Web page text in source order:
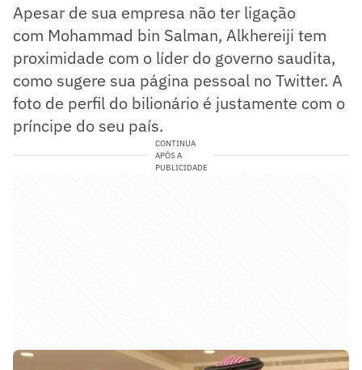
Apesar de sua empresa não ter ligação
com Mohammad bin Salman, Alkhereiji tem
proximidade com o líder do governo saudita,
como sugere sua página pessoal no Twitter. A
foto de perfil do bilionário é justamente com o
príncipe do seu país.
CONTINUA
APÓS A
PUBLICIDADE